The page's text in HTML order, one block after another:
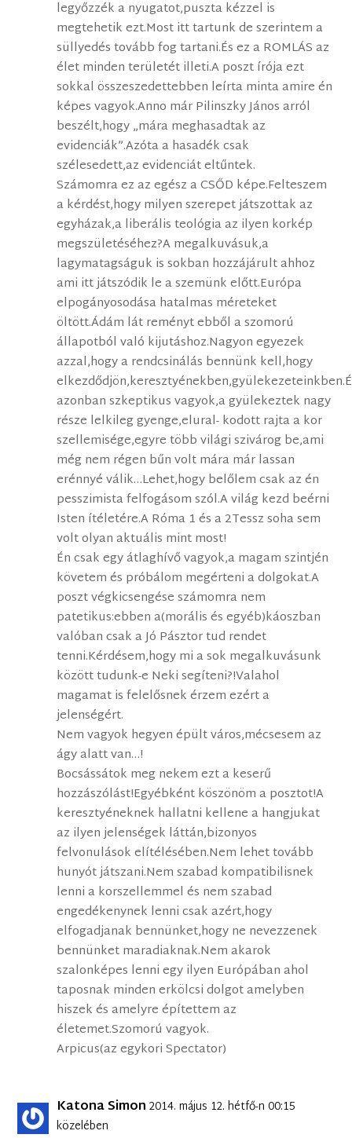
legyőzzék a nyugatot,puszta kézzel is
megtehetik ezt.Most itt tartunk de szerintem a
süllyedés tovább fog tartani.És ez a ROMLÁS az
élet minden területét illeti.A poszt írója ezt
sokkal összeszedettebben leírta minta amire én
képes vagyok.Anno már Pilinszky János arról
beszélt,hogy „mára meghasadtak az
evidenciák”.Azóta a hasadék csak
szélesedett,az evidenciát eltűntek.
Számomra ez az egész a CSŐD képe.Felteszem
a kérdést,hogy milyen szerepet játszottak az
egyházak,a liberális teológia az ilyen korkép
megszületéséhez?A megalkuvásuk,a
lagymatagságuk is sokban hozzájárult ahhoz
ami itt játszódik le a szemünk előtt.Európa
elpogányosodása hatalmas méreteket
öltött.Ádám lát reményt ebből a szomorú
állapotból való kijutáshoz.Nagyon egyezek
azzal,hogy a rendcsinálás bennünk kell,hogy
azonban szkeptikus vagyok,a gyülekeztek nagy
része lelkileg gyenge,elural- kodott rajta a kor
szellemisége,egyre több világi szivárog be,ami
még nem régen bűn volt mára már lassan
erénnyé válik…Lehet,hogy belőlem csak az én
pesszimista felfogásom szól.A világ kezd beérni
Isten ítéletére.A Róma 1 és a 2Tessz soha sem
volt olyan aktuális mint most!
Én csak egy átlaghívő vagyok,a magam szintjén
követem és próbálom megérteni a dolgokat.A
poszt végkicsengése számomra nem
patetikus:ebben a(morális és egyéb)káoszban
valóban csak a Jó Pásztor tud rendet
tenni.Kérdésem,hogy mi a sok megalkuvásunk
között tudunk-e Neki segíteni?!Valahol
magamat is felelősnek érzem ezért a
jelenségért.
Nem vagyok hegyen épült város,mécsesem az
ágy alatt van…!
Bocsássátok meg nekem ezt a keserű
hozzászólást!Egyébként köszönöm a posztot!A
keresztyéneknek hallatni kellene a hangjukat
az ilyen jelenségek láttán,bizonyos
felvonulások elítélésében.Nem lehet tovább
hunyót játszani.Nem szabad kompatibilisnek
lenni a korszellemmel és nem szabad
engedékenynek lenni csak azért,hogy
elfogadjanak bennünket,hogy ne nevezzenek
bennünket maradiaknak.Nem akarok
szalonképes lenni egy ilyen Európában ahol
taposnak minden erkölcsi dolgot amelyben
hiszek és amelyre építettem az
életemet.Szomorú vagyok.
Arpicus(az egykori Spectator)
Katona Simon 2014. május 12. hétfő-n 00:15
közelében